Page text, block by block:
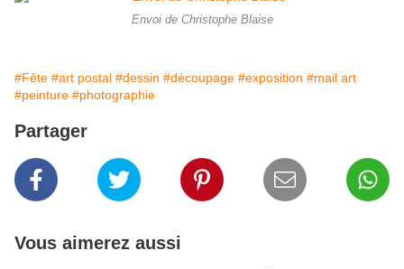
Envoi de Christophe Blaise
#Fête #art postal #dessin #découpage #exposition #mail art
#peinture #photographie
Partager
Vous aimerez aussi